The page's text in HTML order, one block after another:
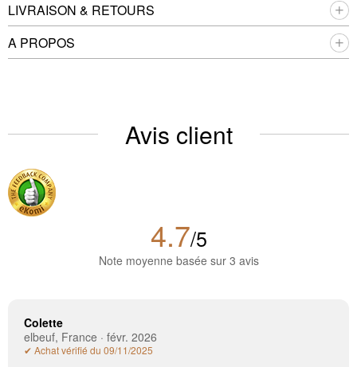
LIVRAISON & RETOURS
A PROPOS
Avis client
4.7/5
Note moyenne basée sur 3 avis
Colette
elbeuf, France · févr. 2026
✔ Achat vérifié du 09/11/2025